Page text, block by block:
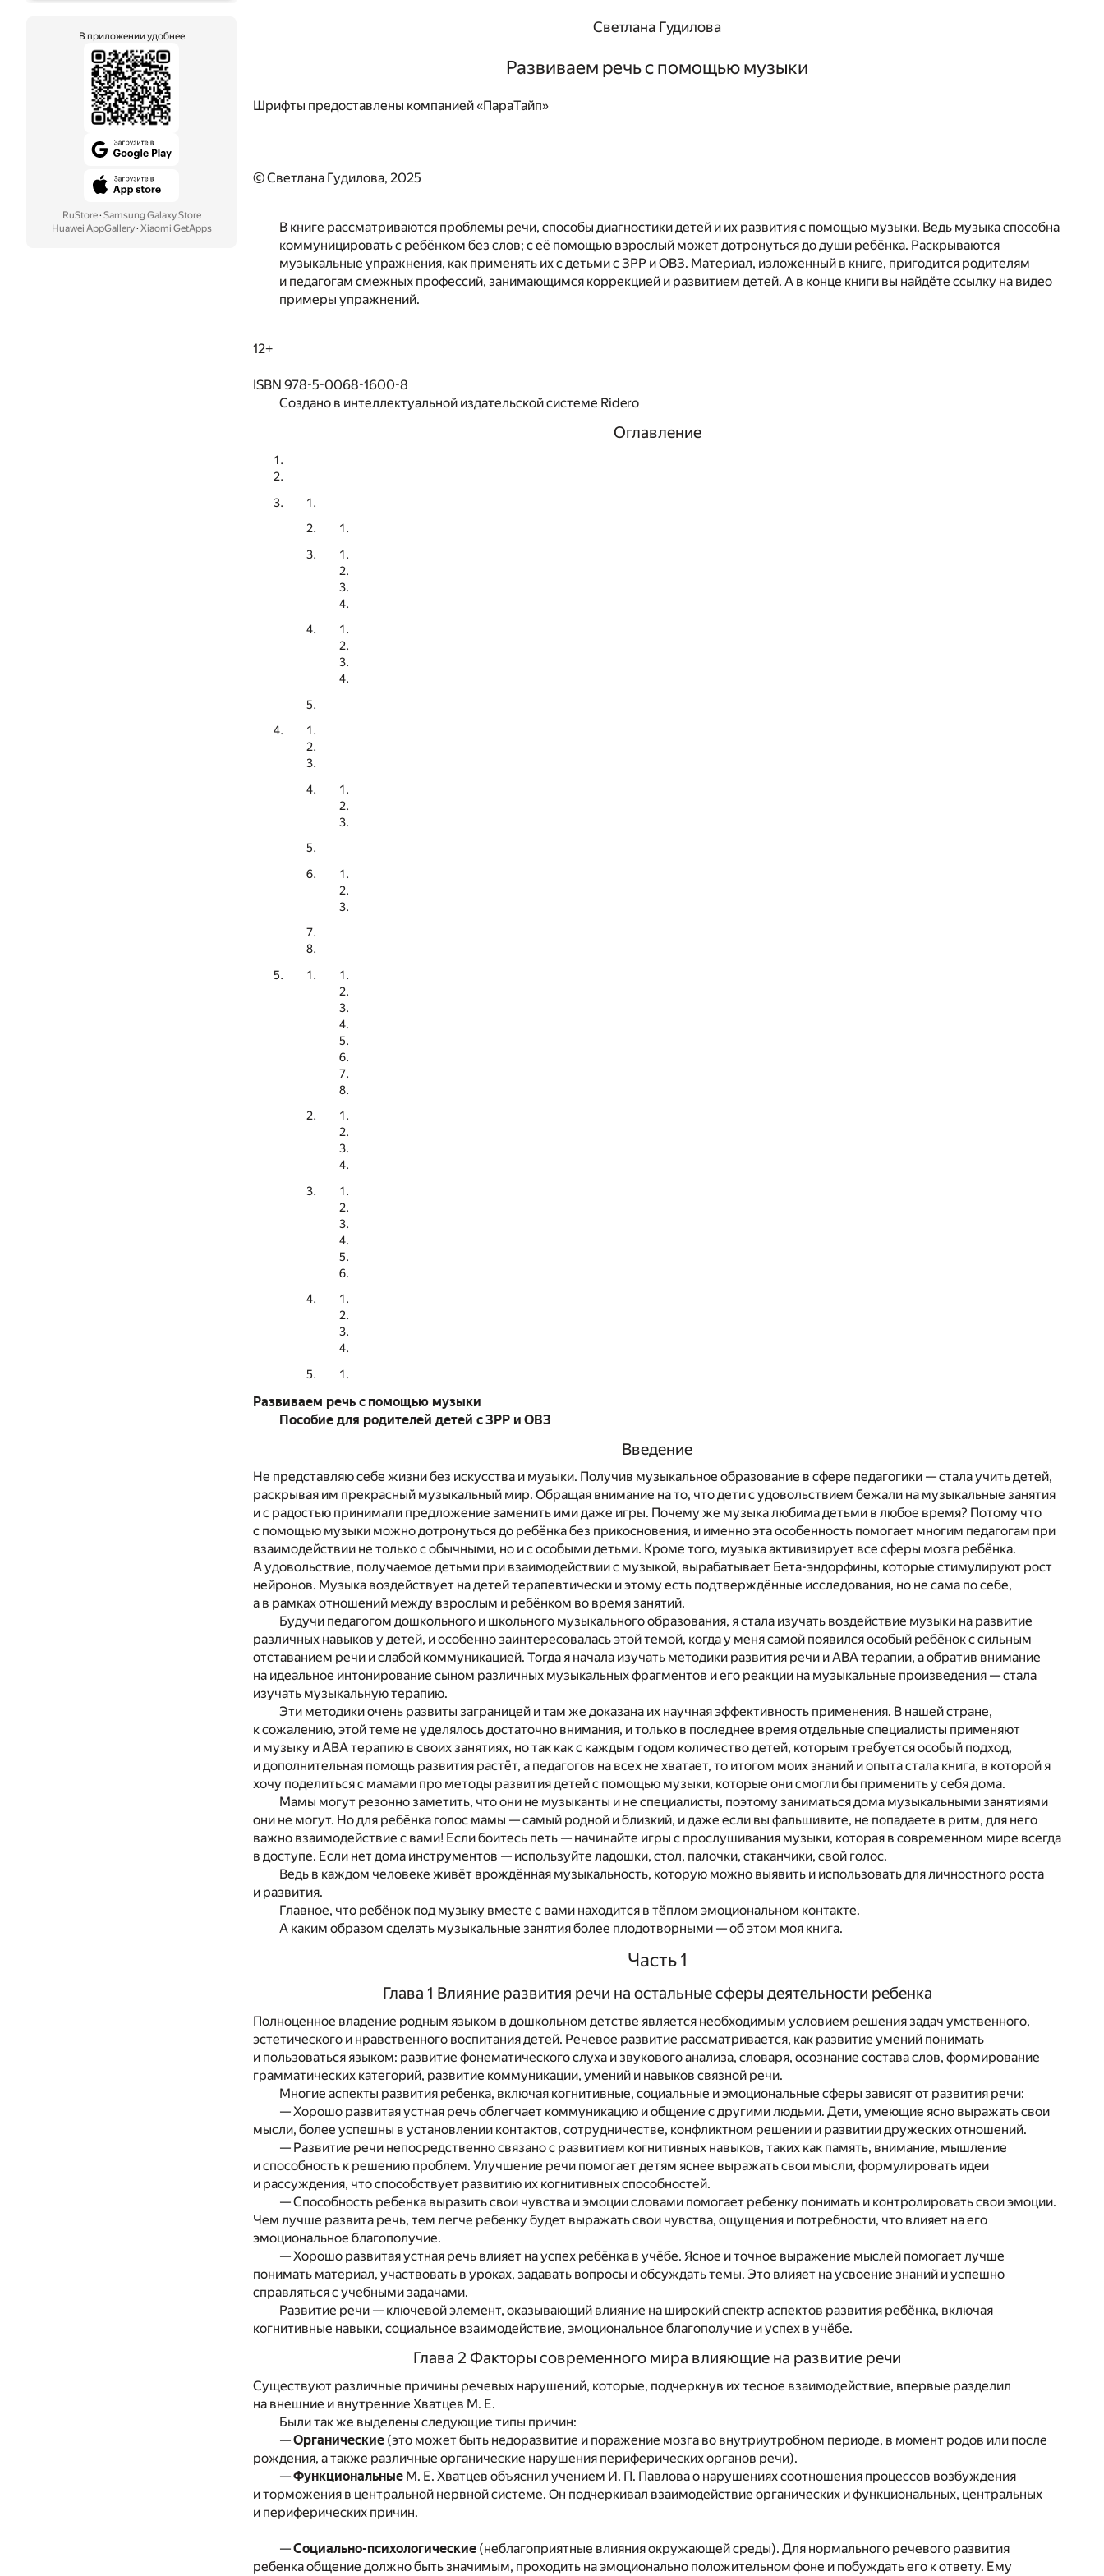
В приложении удобнее
RuStore· Samsung Galaxy Store
Huawei AppGallery· Xiaomi GetApps
Светлана Гудилова
Развиваем речь с помощью музыки
Шрифты предоставлены компанией «ПараТайп»
© Светлана Гудилова, 2025
В книге рассматриваются проблемы речи, способы диагностики детей и их развития с помощью музыки. Ведь музыка способна
коммуницировать с ребёнком без слов; с её помощью взрослый может дотронуться до души ребёнка. Раскрываются
музыкальные упражнения, как применять их с детьми с ЗРР и ОВЗ. Материал, изложенный в книге, пригодится родителям
и педагогам смежных профессий, занимающимся коррекцией и развитием детей. А в конце книги вы найдёте ссылку на видео
примеры упражнений.
12+
ISBN 978-5-0068-1600-8
Создано в интеллектуальной издательской системе Ridero
Оглавление
Развиваем речь с помощью музыки
Пособие для родителей детей с ЗРР и ОВЗ
Введение
Не представляю себе жизни без искусства и музыки. Получив музыкальное образование в сфере педагогики — стала учить детей,
раскрывая им прекрасный музыкальный мир. Обращая внимание на то, что дети с удовольствием бежали на музыкальные занятия
и с радостью принимали предложение заменить ими даже игры. Почему же музыка любима детьми в любое время? Потому что
с помощью музыки можно дотронуться до ребёнка без прикосновения, и именно эта особенность помогает многим педагогам при
взаимодействии не только с обычными, но и с особыми детьми. Кроме того, музыка активизирует все сферы мозга ребёнка.
А удовольствие, получаемое детьми при взаимодействии с музыкой, вырабатывает Бета-эндорфины, которые стимулируют рост
нейронов. Музыка воздействует на детей терапевтически и этому есть подтверждённые исследования, но не сама по себе,
а в рамках отношений между взрослым и ребёнком во время занятий.
Будучи педагогом дошкольного и школьного музыкального образования, я стала изучать воздействие музыки на развитие
различных навыков у детей, и особенно заинтересовалась этой темой, когда у меня самой появился особый ребёнок с сильным
отставанием речи и слабой коммуникацией. Тогда я начала изучать методики развития речи и АВА терапии, а обратив внимание
на идеальное интонирование сыном различных музыкальных фрагментов и его реакции на музыкальные произведения — стала
изучать музыкальную терапию.
Эти методики очень развиты заграницей и там же доказана их научная эффективность применения. В нашей стране,
к сожалению, этой теме не уделялось достаточно внимания, и только в последнее время отдельные специалисты применяют
и музыку и АВА терапию в своих занятиях, но так как с каждым годом количество детей, которым требуется особый подход,
и дополнительная помощь развития растёт, а педагогов на всех не хватает, то итогом моих знаний и опыта стала книга, в которой я
хочу поделиться с мамами про методы развития детей с помощью музыки, которые они смогли бы применить у себя дома.
Мамы могут резонно заметить, что они не музыканты и не специалисты, поэтому заниматься дома музыкальными занятиями
они не могут. Но для ребёнка голос мамы — самый родной и близкий, и даже если вы фальшивите, не попадаете в ритм, для него
важно взаимодействие с вами! Если боитесь петь — начинайте игры с прослушивания музыки, которая в современном мире всегда
в доступе. Если нет дома инструментов — используйте ладошки, стол, палочки, стаканчики, свой голос.
Ведь в каждом человеке живёт врождённая музыкальность, которую можно выявить и использовать для личностного роста
и развития.
Главное, что ребёнок под музыку вместе с вами находится в тёплом эмоциональном контакте.
А каким образом сделать музыкальные занятия более плодотворными — об этом моя книга.
Часть 1
Глава 1 Влияние развития речи на остальные сферы деятельности ребенка
Полноценное владение родным языком в дошкольном детстве является необходимым условием решения задач умственного,
эстетического и нравственного воспитания детей. Речевое развитие рассматривается, как развитие умений понимать
и пользоваться языком: развитие фонематического слуха и звукового анализа, словаря, осознание состава слов, формирование
грамматических категорий, развитие коммуникации, умений и навыков связной речи.
Многие аспекты развития ребенка, включая когнитивные, социальные и эмоциональные сферы зависят от развития речи:
— Хорошо развитая устная речь облегчает коммуникацию и общение с другими людьми. Дети, умеющие ясно выражать свои
мысли, более успешны в установлении контактов, сотрудничестве, конфликтном решении и развитии дружеских отношений.
— Развитие речи непосредственно связано с развитием когнитивных навыков, таких как память, внимание, мышление
и способность к решению проблем. Улучшение речи помогает детям яснее выражать свои мысли, формулировать идеи
и рассуждения, что способствует развитию их когнитивных способностей.
— Способность ребенка выразить свои чувства и эмоции словами помогает ребенку понимать и контролировать свои эмоции.
Чем лучше развита речь, тем легче ребенку будет выражать свои чувства, ощущения и потребности, что влияет на его
эмоциональное благополучие.
— Хорошо развитая устная речь влияет на успех ребёнка в учёбе. Ясное и точное выражение мыслей помогает лучше
понимать материал, участвовать в уроках, задавать вопросы и обсуждать темы. Это влияет на усвоение знаний и успешно
справляться с учебными задачами.
Развитие речи — ключевой элемент, оказывающий влияние на широкий спектр аспектов развития ребёнка, включая
когнитивные навыки, социальное взаимодействие, эмоциональное благополучие и успех в учёбе.
Глава 2 Факторы современного мира влияющие на развитие речи
Существуют различные причины речевых нарушений, которые, подчеркнув их тесное взаимодействие, впервые разделил
на внешние и внутренние Хватцев М. Е.
Были так же выделены следующие типы причин:
—Органические (это может быть недоразвитие и поражение мозга во внутриутробном периоде, в момент родов или после
рождения, а также различные органические нарушения периферических органов речи).
—Функциональные М. Е. Хватцев объяснил учением И. П. Павлова о нарушениях соотношения процессов возбуждения
и торможения в центральной нервной системе. Он подчеркивал взаимодействие органических и функциональных, центральных
и периферических причин.
—Социально-психологические (неблагоприятные влияния окружающей среды). Для нормального речевого развития
ребенка общение должно быть значимым, проходить на эмоционально положительном фоне и побуждать его к ответу. Ему